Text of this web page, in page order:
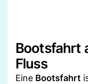
Bootsfahrt
Fluss
Eine Bootsfahrt